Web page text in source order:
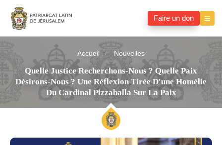
Faire un don
Accueil Nouvelles
Quelle Justice Recherchons-Nous ? Quelle Paix
Désirons-Nous ? Une Réflexion Tirée D'une Homélie
Du Cardinal Pizzaballa Sur La Paix